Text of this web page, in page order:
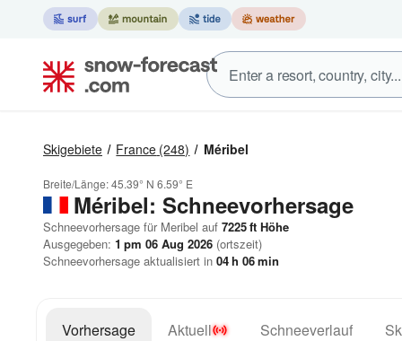
Skigebiete France (248) Méribel
Breite/Länge:45.39° N 6.59° E
Méribel: Schneevorhersage
Schneevorhersage für Meribel auf 7225ft Höhe
Ausgegeben: 1 pm 06 Aug 2026 (ortszeit)
Schneevorhersage aktualisiert in 04h 06min
Vorhersage Aktuell Schneeverlauf